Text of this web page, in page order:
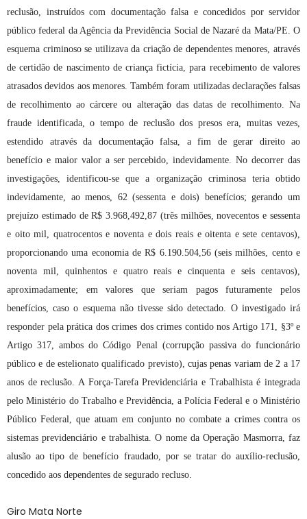
reclusão, instruídos com documentação falsa e concedidos por servidor
público federal da Agência da Previdência Social de Nazaré da Mata/PE. O
esquema criminoso se utilizava da criação de dependentes menores, através
de certidão de nascimento de criança fictícia, para recebimento de valores
atrasados devidos aos menores. Também foram utilizadas declarações falsas
de recolhimento ao cárcere ou alteração das datas de recolhimento. Na
fraude identificada, o tempo de reclusão dos presos era, muitas vezes,
estendido através da documentação falsa, a fim de gerar direito ao
benefício e maior valor a ser percebido, indevidamente. No decorrer das
investigações, identificou-se que a organização criminosa teria obtido
indevidamente, ao menos, 62 (sessenta e dois) benefícios; gerando um
prejuízo estimado de R$ 3.968,492,87 (três milhões, novecentos e sessenta
e oito mil, quatrocentos e noventa e dois reais e oitenta e sete centavos),
proporcionando uma economia de R$ 6.190.504,56 (seis milhões, cento e
noventa mil, quinhentos e quatro reais e cinquenta e seis centavos),
aproximadamente; em valores que seriam pagos futuramente pelos
benefícios, caso o esquema não tivesse sido detectado. O investigado irá
responder pela prática dos crimes dos crimes contido nos Artigo 171, §3º e
Artigo 317, ambos do Código Penal (corrupção passiva do funcionário
público e de estelionato qualificado previsto), cujas penas variam de 2 a 17
anos de reclusão. A Força-Tarefa Previdenciária e Trabalhista é integrada
pelo Ministério do Trabalho e Previdência, a Polícia Federal e o Ministério
Público Federal, que atuam em conjunto no combate a crimes contra os
sistemas previdenciário e trabalhista. O nome da Operação Masmorra, faz
alusão ao tipo de benefício fraudado, por se tratar do auxílio-reclusão,
concedido aos dependentes de segurado recluso.
Giro Mata Norte